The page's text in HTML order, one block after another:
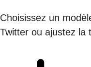
Choisissez un
Twitter ou ajustez la